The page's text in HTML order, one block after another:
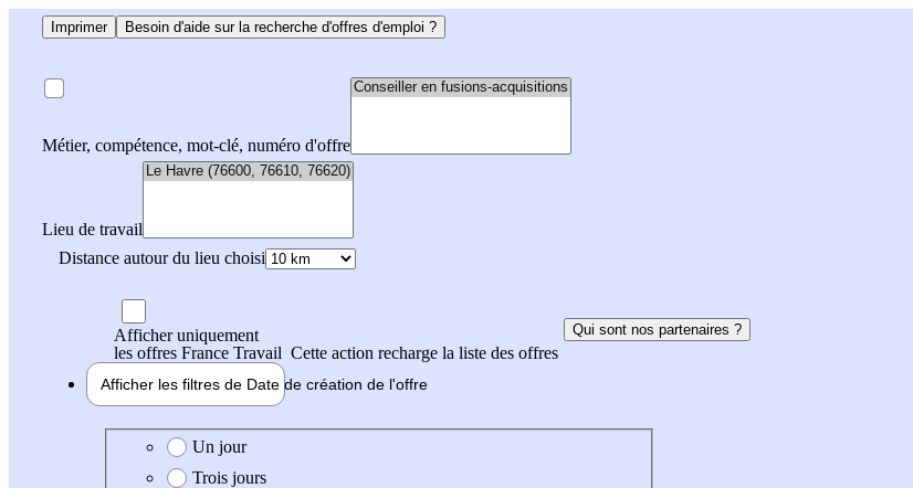
Imprimer Besoin d'aide sur la recherche d'offres d'emploi ?
Métier, compétence, mot-clé, numéro d'offre
Lieu de travail
Distance autour du lieu choisi
Afficher uniquement
les offres France Travail Cette action recharge la liste des offres
Qui sont nos partenaires ?
Afficher les filtres de Date de création de l'offre
Date de création de l'offre
Un jour
Trois jours